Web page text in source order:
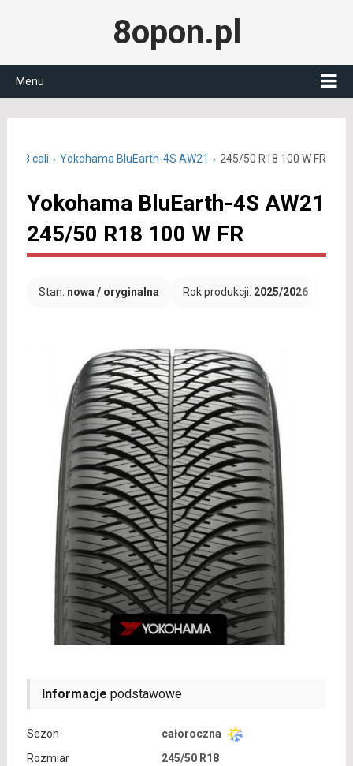
8opon.pl
Menu
18 cali Yokohama BluEarth-4S AW21 245/50 R18 100 W FR
Yokohama BluEarth-4S AW21
245/50 R18 100 W FR
Stan: nowa / oryginalna Rok produkcji: 2025/2026
Informacje podstawowe
Sezon
całoroczna
Rozmiar
245/50 R18